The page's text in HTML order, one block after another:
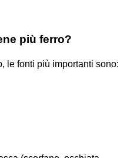
più ferro?
le fonti più importanti sono: